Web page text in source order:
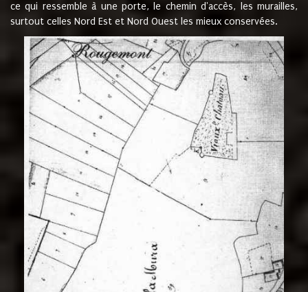
ce qui ressemble à une porte, le chemin d'accès, les murailles,
surtout celles Nord Est et Nord Ouest les mieux conservées.